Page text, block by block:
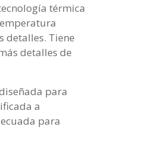
térmica
detalles. Tiene
detalles de
para
a
para